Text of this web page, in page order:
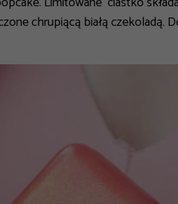
chrupiącą białą czekoladą.